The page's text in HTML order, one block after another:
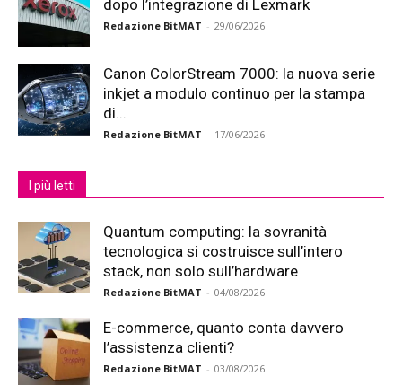
dopo l’integrazione di Lexmark
Redazione BitMAT - 29/06/2026
Canon ColorStream 7000: la nuova serie
inkjet a modulo continuo per la stampa
di...
Redazione BitMAT - 17/06/2026
I più letti
Quantum computing: la sovranità
tecnologica si costruisce sull’intero
stack, non solo sull’hardware
Redazione BitMAT - 04/08/2026
E-commerce, quanto conta davvero
l’assistenza clienti?
Redazione BitMAT - 03/08/2026